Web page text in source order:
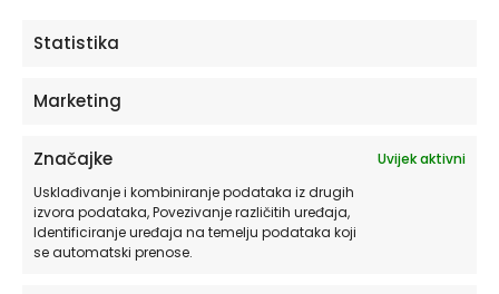
Statistika
Marketing
Značajke
Uvijek aktivni
Usklađivanje i kombiniranje podataka iz drugih
izvora podataka, Povezivanje različitih uređaja,
Identificiranje uređaja na temelju podataka koji
se automatski prenose.